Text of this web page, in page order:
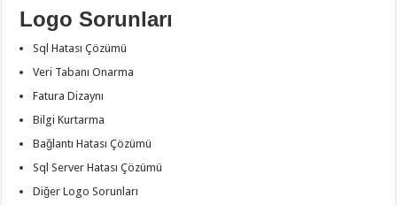
Logo Sorunları
Sql Hatası Çözümü
Veri Tabanı Onarma
Fatura Dizaynı
Bilgi Kurtarma
Bağlantı Hatası Çözümü
Sql Server Hatası Çözümü
Diğer Logo Sorunları